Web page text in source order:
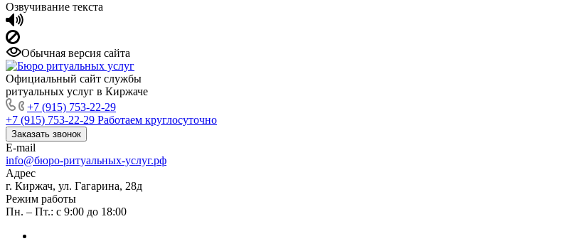
Озвучивание текста
Обычная версия сайта
Официальный сайт службы
ритуальных услуг в Киржаче
+7 (915) 753-22-29
+7 (915) 753-22-29 Работаем круглосуточно
Заказать звонок
E-mail
info@бюро-ритуальных-услуг.рф
Адрес
г. Киржач, ул. Гагарина, 28д
Режим работы
Пн. – Пт.: с 9:00 до 18:00